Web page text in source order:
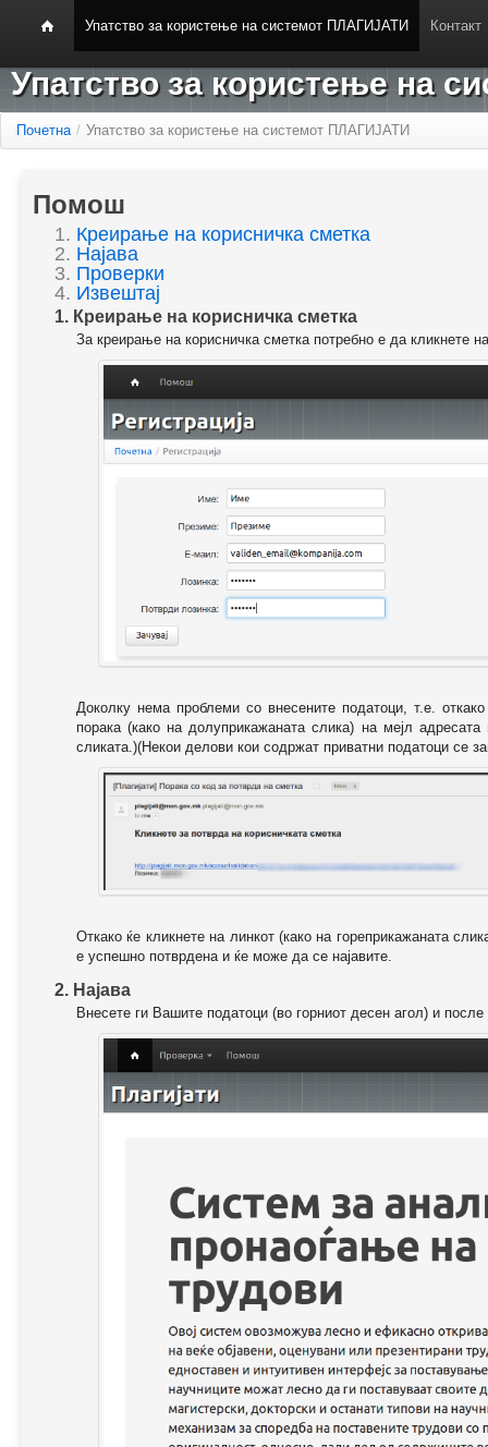
Упатство за користење на системот ПЛАГИЈАТИ Контакт
Упатство за користење на
Почетна / Упатство за користење на системот ПЛАГИЈАТИ
Помош
1. Креирање на корисничка сметка
2. Најава
3. Проверки
4. Извештај
1. Креирање на корисничка сметка
За креирање на корисничка сметка потребно е да кликнете
Доколку нема проблеми со внесените податоци, т.е.
порака (како на долуприкажаната слика) на мејл
сликата.)(Некои делови кои содржат приватни податоци се
Откако ќе кликнете на линкот (како на гореприкажаната
е успешно потврдена и ќе може да се најавите.
2. Најава
Внесете ги Вашите податоци (во горниот десен агол) и